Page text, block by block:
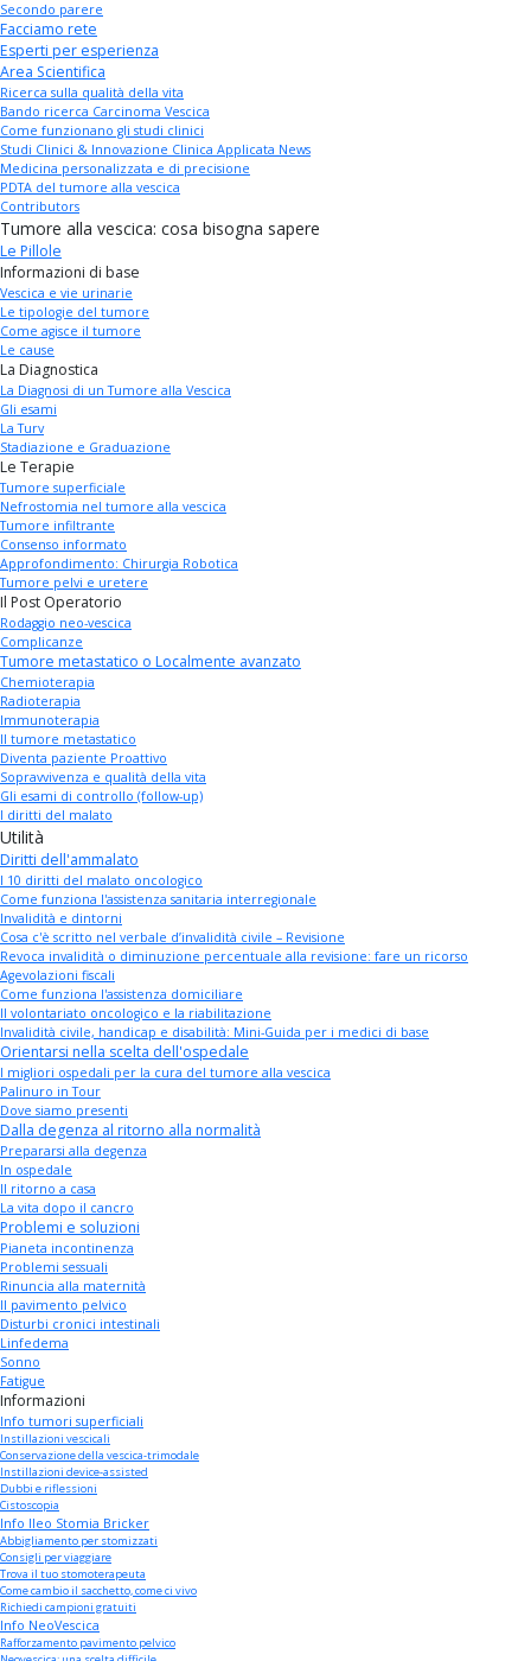
Secondo parere
Facciamo rete
Esperti per esperienza
Area Scientifica
Ricerca sulla qualità della vita
Bando ricerca Carcinoma Vescica
Come funzionano gli studi clinici
Studi Clinici & Innovazione Clinica Applicata News
Medicina personalizzata e di precisione
PDTA del tumore alla vescica
Contributors
Tumore alla vescica: cosa bisogna sapere
Le Pillole
Informazioni di base
Vescica e vie urinarie
Le tipologie del tumore
Come agisce il tumore
Le cause
La Diagnostica
La Diagnosi di un Tumore alla Vescica
Gli esami
La Turv
Stadiazione e Graduazione
Le Terapie
Tumore superficiale
Nefrostomia nel tumore alla vescica
Tumore infiltrante
Consenso informato
Approfondimento: Chirurgia Robotica
Tumore pelvi e uretere
Il Post Operatorio
Rodaggio neo-vescica
Complicanze
Tumore metastatico o Localmente avanzato
Chemioterapia
Radioterapia
Immunoterapia
Il tumore metastatico
Diventa paziente Proattivo
Sopravvivenza e qualità della vita
Gli esami di controllo (follow-up)
I diritti del malato
Utilità
Diritti dell'ammalato
I 10 diritti del malato oncologico
Come funziona l'assistenza sanitaria interregionale
Invalidità e dintorni
Cosa c'è scritto nel verbale d’invalidità civile – Revisione
Revoca invalidità o diminuzione percentuale alla revisione: fare un ricorso
Agevolazioni fiscali
Come funziona l'assistenza domiciliare
Il volontariato oncologico e la riabilitazione
Invalidità civile, handicap e disabilità: Mini-Guida per i medici di base
Orientarsi nella scelta dell'ospedale
I migliori ospedali per la cura del tumore alla vescica
Palinuro in Tour
Dove siamo presenti
Dalla degenza al ritorno alla normalità
Prepararsi alla degenza
In ospedale
Il ritorno a casa
La vita dopo il cancro
Problemi e soluzioni
Pianeta incontinenza
Problemi sessuali
Rinuncia alla maternità
Il pavimento pelvico
Disturbi cronici intestinali
Linfedema
Sonno
Fatigue
Informazioni
Info tumori superficiali
Instillazioni vescicali
Conservazione della vescica-trimodale
Instillazioni device-assisted
Dubbi e riflessioni
Cistoscopia
Info Ileo Stomia Bricker
Abbigliamento per stomizzati
Consigli per viaggiare
Trova il tuo stomoterapeuta
Come cambio il sacchetto, come ci vivo
Richiedi campioni gratuiti
Info NeoVescica
Rafforzamento pavimento pelvico